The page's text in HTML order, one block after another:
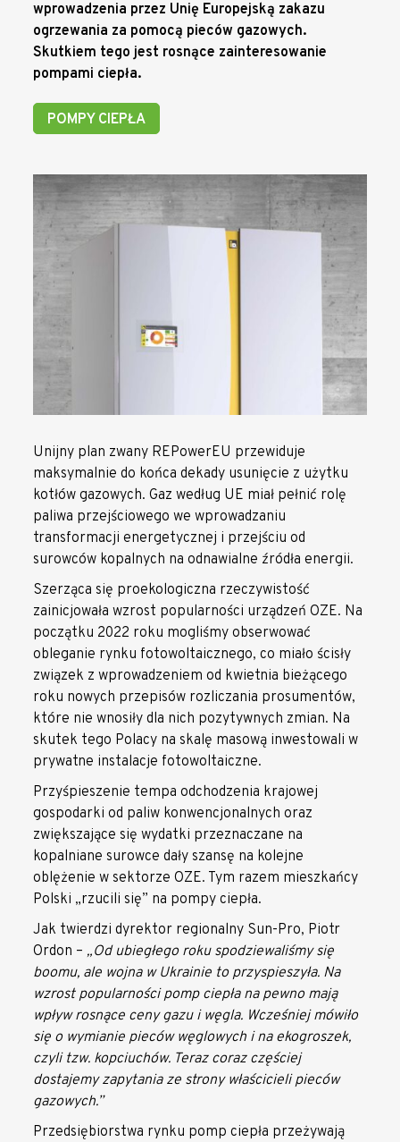
wprowadzenia przez Unię Europejską zakazu
ogrzewania za pomocą pieców gazowych.
Skutkiem tego jest rosnące zainteresowanie
pompami ciepła.
POMPY CIEPŁA
Unijny plan zwany REPowerEU przewiduje
maksymalnie do końca dekady usunięcie z użytku
kotłów gazowych. Gaz według UE miał pełnić rolę
paliwa przejściowego we wprowadzaniu
transformacji energetycznej i przejściu od
surowców kopalnych na odnawialne źródła energii.
Szerząca się proekologiczna rzeczywistość
zainicjowała wzrost popularności urządzeń OZE. Na
początku 2022 roku mogliśmy obserwować
obleganie rynku fotowoltaicznego, co miało ścisły
związek z wprowadzeniem od kwietnia bieżącego
roku nowych przepisów rozliczania prosumentów,
które nie wnosiły dla nich pozytywnych zmian. Na
skutek tego Polacy na skalę masową inwestowali w
prywatne instalacje fotowoltaiczne.
Przyśpieszenie tempa odchodzenia krajowej
gospodarki od paliw konwencjonalnych oraz
zwiększające się wydatki przeznaczane na
kopalniane surowce dały szansę na kolejne
oblężenie w sektorze OZE. Tym razem mieszkańcy
Polski „rzucili się” na pompy ciepła.
Jak twierdzi dyrektor regionalny Sun-Pro, Piotr
Ordon – „Od ubiegłego roku spodziewaliśmy się
boomu, ale wojna w Ukrainie to przyspieszyła. Na
wzrost popularności pomp ciepła na pewno mają
wpływ rosnące ceny gazu i węgla. Wcześniej mówiło
się o wymianie pieców węglowych i na ekogroszek,
czyli tzw. kopciuchów. Teraz coraz częściej
dostajemy zapytania ze strony właścicieli pieców
gazowych.”
Przedsiębiorstwa rynku pomp ciepła przeżywają